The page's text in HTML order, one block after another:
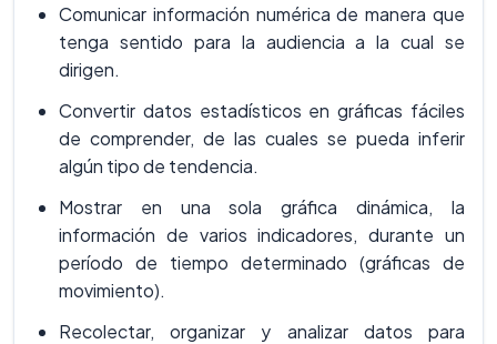
Comunicar información numérica de manera que
tenga sentido para la audiencia a la cual se
dirigen.
Convertir datos estadísticos en gráficas fáciles
de comprender, de las cuales se pueda inferir
algún tipo de tendencia.
Mostrar en una sola gráfica dinámica, la
información de varios indicadores, durante un
período de tiempo determinado (gráficas de
movimiento).
Recolectar, organizar y analizar datos para